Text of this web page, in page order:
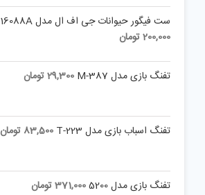
ست فیگور حیوانات جی اف ال مدل 16088A
200,000تومان
تفنگ بازی مدل M-387 29,300تومان
تفنگ اسباب بازی مدل T-223 83,500 تومان
تفنگ بازی مدل 5200 371,000تومان